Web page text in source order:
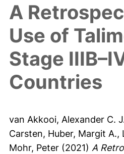
A
Use of
Stage
Countries
van Akkooi, Alexander C.
Carsten, Huber, Margit A.,
Mohr, Peter (2021) A